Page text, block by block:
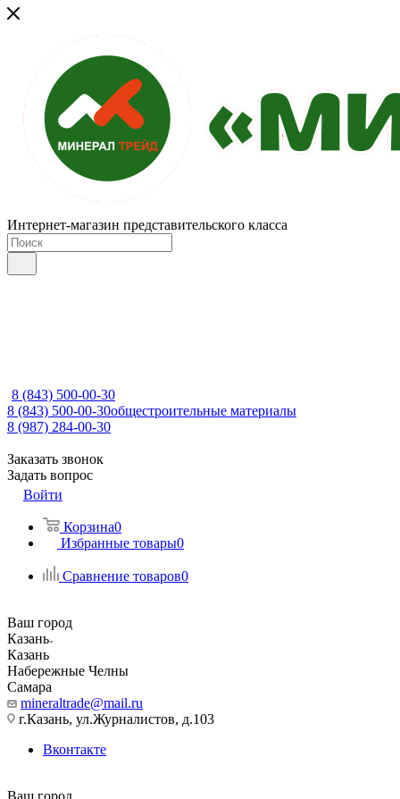
Интернет-магазин представительского класса
8 (843) 500-00-30
8 (843) 500-00-30общестроительные материалы
8 (987) 284-00-30
Заказать звонок
Задать вопрос
Войти
Корзина0
Избранные товары0
Сравнение товаров0
Ваш город
Казань
Казань
Набережные Челны
Самара
mineraltrade@mail.ru
г.Казань, ул.Журналистов, д.103
Вконтакте
Ваш город